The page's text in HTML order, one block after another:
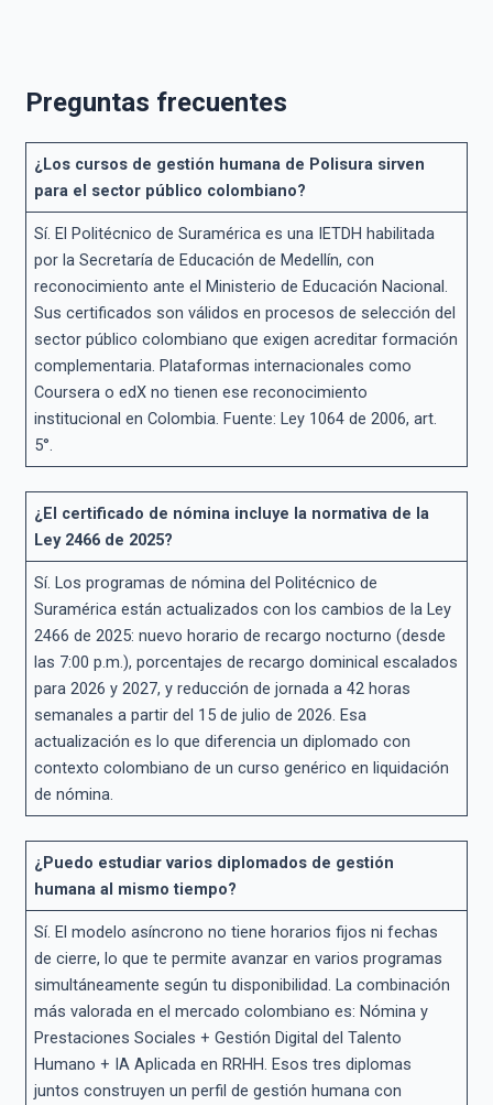
Preguntas frecuentes
¿Los cursos de gestión humana de Polisura sirven
para el sector público colombiano?
Sí. El Politécnico de Suramérica es una IETDH habilitada
por la Secretaría de Educación de Medellín, con
reconocimiento ante el Ministerio de Educación Nacional.
Sus certificados son válidos en procesos de selección del
sector público colombiano que exigen acreditar formación
complementaria. Plataformas internacionales como
Coursera o edX no tienen ese reconocimiento
institucional en Colombia. Fuente: Ley 1064 de 2006, art.
5°.
¿El certificado de nómina incluye la normativa de la
Ley 2466 de 2025?
Sí. Los programas de nómina del Politécnico de
Suramérica están actualizados con los cambios de la Ley
2466 de 2025: nuevo horario de recargo nocturno (desde
las 7:00 p.m.), porcentajes de recargo dominical escalados
para 2026 y 2027, y reducción de jornada a 42 horas
semanales a partir del 15 de julio de 2026. Esa
actualización es lo que diferencia un diplomado con
contexto colombiano de un curso genérico en liquidación
de nómina.
¿Puedo estudiar varios diplomados de gestión
humana al mismo tiempo?
Sí. El modelo asíncrono no tiene horarios fijos ni fechas
de cierre, lo que te permite avanzar en varios programas
simultáneamente según tu disponibilidad. La combinación
más valorada en el mercado colombiano es: Nómina y
Prestaciones Sociales + Gestión Digital del Talento
Humano + IA Aplicada en RRHH. Esos tres diplomas
juntos construyen un perfil de gestión humana con